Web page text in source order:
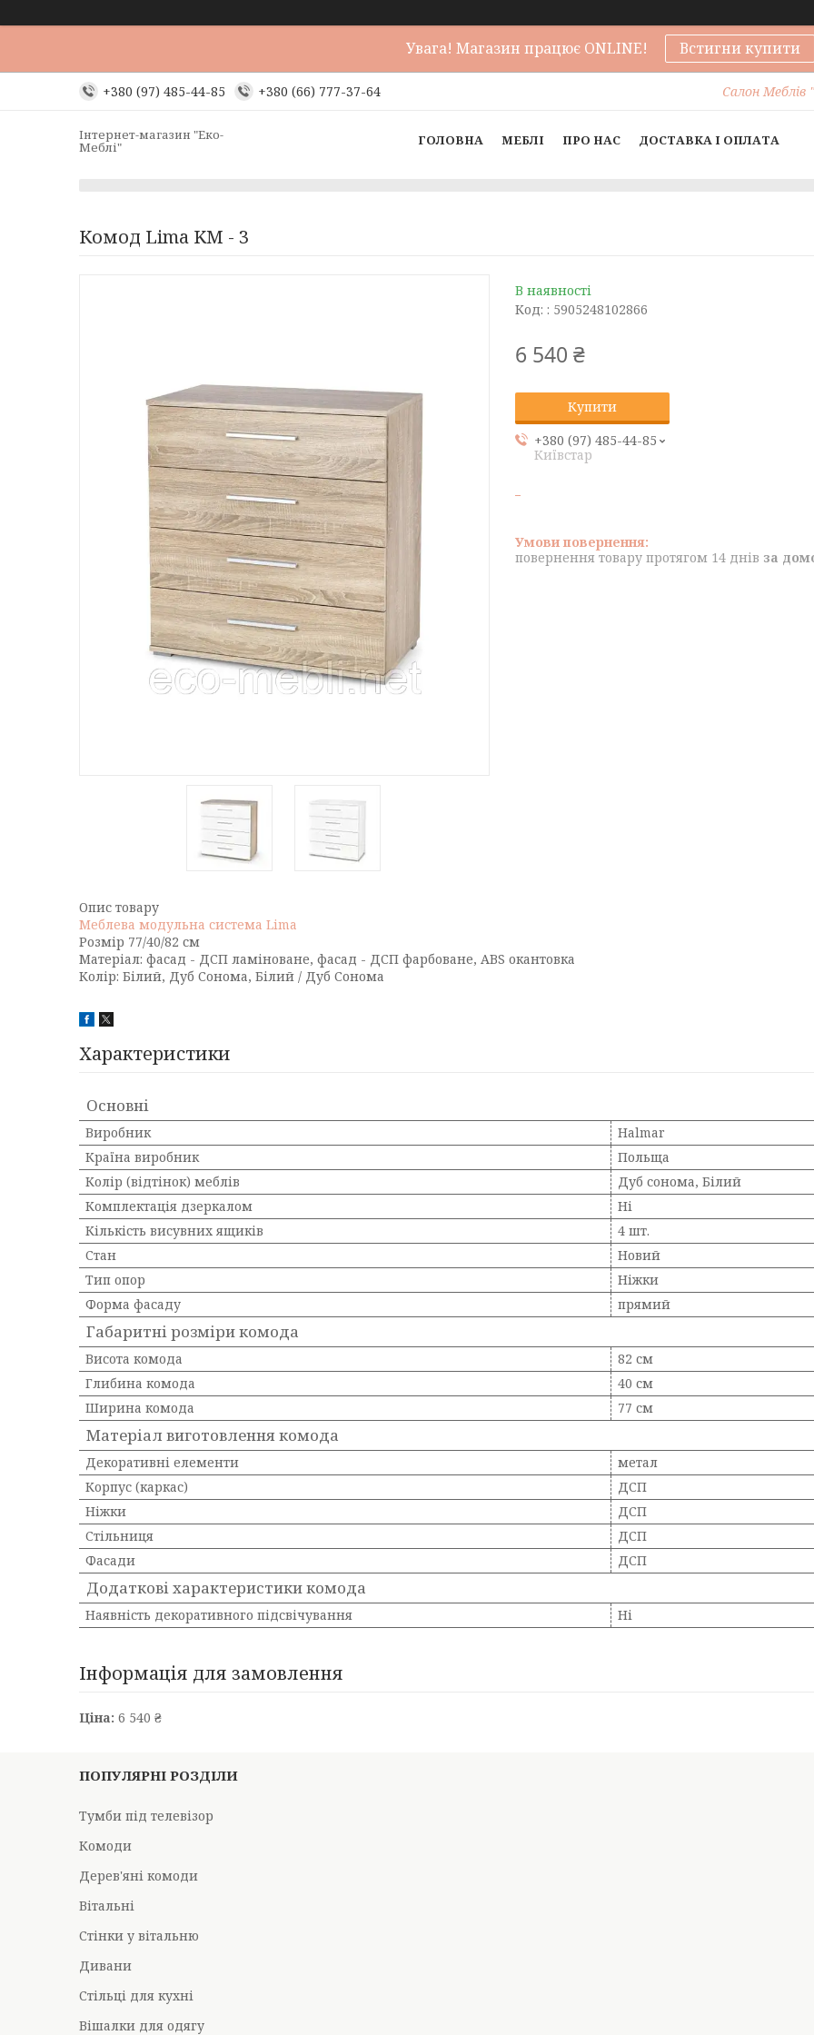
Увага! Магазин працює ONLINE! Встигни купити
+380 (97) 485-44-85 +380 (66) 777-37-64 Салон Меблів
Інтернет-магазин "Еко-
Меблі" ГОЛОВНА МЕБЛІ ПРО НАС ДОСТАВКА І ОПЛАТА
Комод Lima KM - 3
В наявності
Код: : 5905248102866
6 540 ₴
Купити
+380 (97) 485-44-85
Київстар
повернення товару протягом 14 днів за
Опис товару
Меблева модульна система Lima
Розмір 77/40/82 см
Матеріал: фасад - ДСП ламіноване, фасад - ДСП фарбоване, ABS окантовка
Колір: Білий, Дуб Сонома, Білий / Дуб Сонома
Характеристики
Основні
Виробник
Halmar
Країна виробник
Польща
Колір (відтінок) меблів
Дуб сонома, Білий
Комплектація дзеркалом
Ні
Кількість висувних ящиків
4 шт.
Стан
Новий
Тип опор
Ніжки
Форма фасаду
прямий
Габаритні розміри комода
Висота комода
82 см
Глибина комода
40 см
Ширина комода
77 см
Матеріал виготовлення комода
Декоративні елементи
метал
Корпус (каркас)
ДСП
Ніжки
ДСП
Стільниця
ДСП
Фасади
ДСП
Додаткові характеристики комода
Наявність декоративного підсвічування Ні
Інформація для замовлення
Ціна: 6 540 ₴
ПОПУЛЯРНІ РОЗДІЛИ
Тумби під телевізор
Комоди
Дерев'яні комоди
Вітальні
Стінки у вітальню
Дивани
Стільці для кухні
Вішалки для одягу